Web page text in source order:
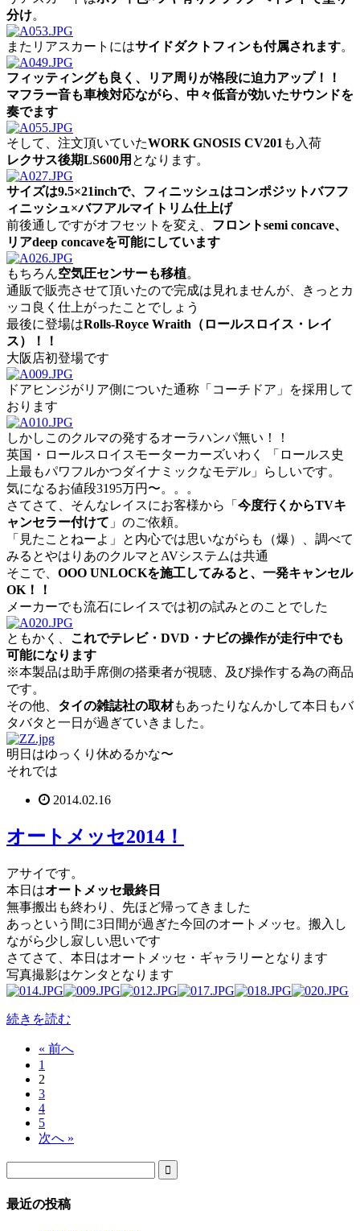
分け。
またリアスカートにはサイドダクトフィンも付属されます。
フィッティングも良く、リア周りが格段に迫力アップ！！
マフラー音も車検対応ながら、中々低音が効いたサウンドを
奏でます
そして、注文頂いていたWORK GNOSIS CV201 も入荷
レクサス後期LS600用 となります。
サイズは9.5×21inchで、フィニッシュはコンポジットバフフ
ィニッシュ×バフアルマイトリム仕上げ
前後通しですがオフセットを変え、 フロントsemi concave、
リアdeep concaveを可能にしています
もちろん空気圧センサーも移植。
通販で販売させて頂いたので完成は見れませんが、きっとカ
ッコ良く仕上がったことでしょう
最後に登場はRolls-Royce Wraith（ロールスロイス・レイ
ス）！！
大阪店初登場です
ドアヒンジがリア側についた通称「コーチドア」を採用して
おります
しかしこのクルマの発するオーラハンパ無い！！
英国・ロールスロイスモーターカーズいわく 「ロールス史
上最もパワフルかつダイナミックなモデル」らしいです。
気になるお値段3195万円〜。。。
さてさて、そんなレイスにお客様から「 今度行くからTVキ
ャンセラー付けて 」のご依頼。
「見たことねーよ」と内心では思いながらも（爆）、調べて
みるとやはりあのクルマとAVシステムは共通
そこで、 OOO UNLOCKを施工してみると、一発キャンセル
OK！！
メーカーでも流石にレイスでは初の試みとのことでした
ともかく、 これでテレビ・DVD・ナビの操作が走行中でも
可能になります
※本製品は助手席側の搭乗者が視聴、及び操作する為の商品
です。
その他、 タイの雑誌社の取材もあったりなんかして本日もバ
タバタと一日が過ぎていきました。
明日はゆっくり休めるかな〜
それでは
2014.02.16
オートメッセ2014！
アサイです。
本日はオートメッセ最終日
無事搬出も終わり、先ほど帰ってきました
あっという間に3日間が過ぎた今回のオートメッセ。搬入し
ながら少し寂しい思いです
さてさて、本日はオートメッセ・ギャラリーとなります
写真撮影はケンタとなります
続きを読む
« 前へ
1
2
3
4
5
次へ »

最近の投稿